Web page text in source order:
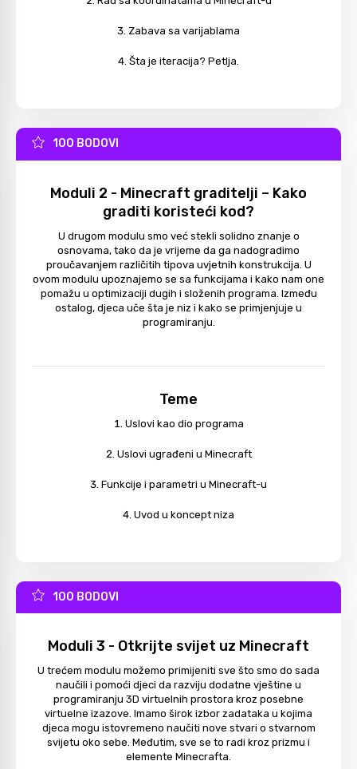
Zabava sa varijablama
Šta je iteracija? Petlja.
100 BODOVI
Moduli 2 - Minecraft graditelji – Kako
graditi koristeći kod?
U drugom modulu smo već stekli solidno znanje o
osnovama, tako da je vrijeme da ga nadogradimo
proučavanjem različitih tipova uvjetnih konstrukcija. U
ovom modulu upoznajemo se sa funkcijama i kako nam one
pomažu u optimizaciji dugih i složenih programa. Između
ostalog, djeca uče šta je niz i kako se primjenjuje u
programiranju.
Teme
Uslovi kao dio programa
Uslovi ugrađeni u Minecraft
Funkcije i parametri u Minecraft-u
Uvod u koncept niza
100 BODOVI
Moduli 3 - Otkrijte svijet uz Minecraft
U trećem modulu možemo primijeniti sve što smo do sada
naučili i pomoći djeci da razviju dodatne vještine u
programiranju 3D virtuelnih prostora kroz posebne
virtuelne izazove. Imamo širok izbor zadataka u kojima
djeca mogu istovremeno naučiti nove stvari o stvarnom
svijetu oko sebe. Međutim, sve se to radi kroz prizmu i
elemente Minecrafta.